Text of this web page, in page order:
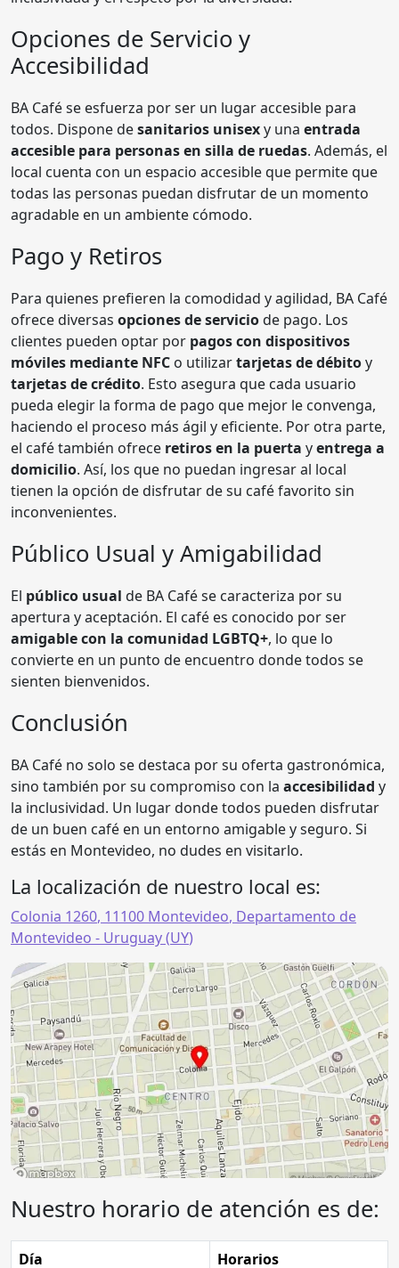
Opciones de Servicio y
Accesibilidad
BA Café se esfuerza por ser un lugar accesible para
todos. Dispone desanitarios unisexy una entrada
accesible para personas en silla de ruedas. Además, el
local cuenta con un espacio accesible que permite que
todas las personas puedan disfrutar de un momento
agradable en un ambiente cómodo.
Pago y Retiros
Para quienes prefieren la comodidad y agilidad, BA Café
ofrece diversas opciones de serviciode pago. Los
clientes pueden optar por pagos con dispositivos
móviles mediante NFC o utilizartarjetas de débitoy
tarjetas de crédito. Esto asegura que cada usuario
pueda elegir la forma de pago que mejor le convenga,
haciendo el proceso más ágil y eficiente. Por otra parte,
el café también ofrece retiros en la puerta yentrega a
domicilio. Así, los que no puedan ingresar al local
tienen la opción de disfrutar de su café favorito sin
inconvenientes.
Público Usual y Amigabilidad
El público usual de BA Café se caracteriza por su
apertura y aceptación. El café es conocido por ser
amigable con la comunidad LGBTQ+, lo que lo
convierte en un punto de encuentro donde todos se
sienten bienvenidos.
Conclusión
BA Café no solo se destaca por su oferta gastronómica,
sino también por su compromiso con la accesibilidad y
la inclusividad. Un lugar donde todos pueden disfrutar
de un buen café en un entorno amigable y seguro. Si
estás en Montevideo, no dudes en visitarlo.
La localización de nuestro local es:
Colonia 1260, 11100 Montevideo, Departamento de
Montevideo - Uruguay (UY)
Nuestro horario de atención es de:
Día Horarios